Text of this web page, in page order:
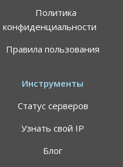
СКИДКИ 64%
плане до 64%
может
в мире
Политика
конфиденциальности
Правила пользования
Инструменты
Статус серверов
Узнать свой IP
Блог